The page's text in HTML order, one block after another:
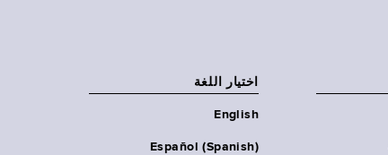
اختيار اللغة
English
Español (Spanish)